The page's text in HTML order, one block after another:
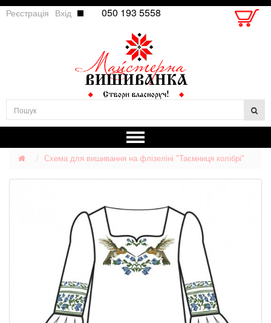
Реєстрація Вхід 050 193 5558
Схема для вишивання на флізеліні "Таємниця колібрі"